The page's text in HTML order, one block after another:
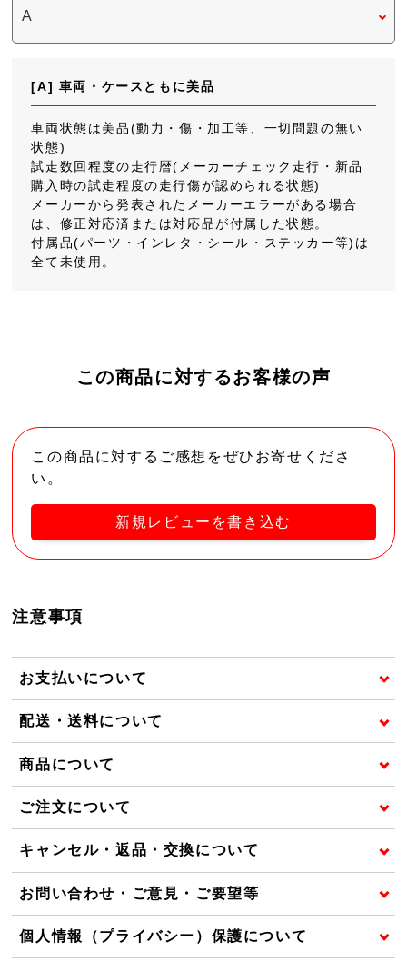
[A] 車両・ケースともに美品
車両状態は美品(動力・傷・加工等、一切問題の無い
状態)
試走数回程度の走行暦(メーカーチェック走行・新品
購入時の試走程度の走行傷が認められる状態)
メーカーから発表されたメーカーエラーがある場合
は、修正対応済または対応品が付属した状態。
付属品(パーツ・インレタ・シール・ステッカー等)は
全て未使用。
この商品に対するお客様の声
この商品に対するご感想をぜひお寄せくださ
い。
新規レビューを書き込む
注意事項
お支払いについて
配送・送料について
商品について
ご注文について
キャンセル・返品・交換について
お問い合わせ・ご意見・ご要望等
個人情報（プライバシー）保護について